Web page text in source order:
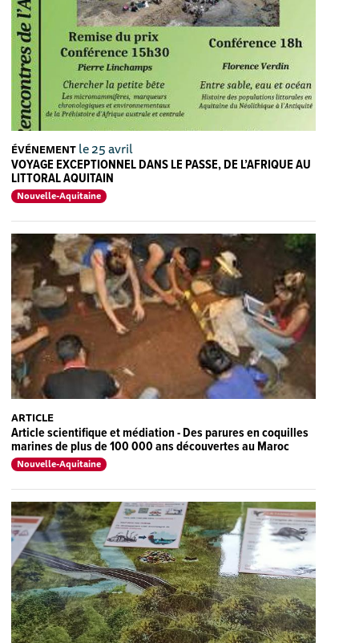
ÉVÉNEMENT le 25 avril
VOYAGE EXCEPTIONNEL DANS LE PASSE, DE L’AFRIQUE AU
LITTORAL AQUITAIN
Nouvelle-Aquitaine
ARTICLE
Article scientifique et médiation - Des parures en coquilles
marines de plus de 100 000 ans découvertes au Maroc
Nouvelle-Aquitaine